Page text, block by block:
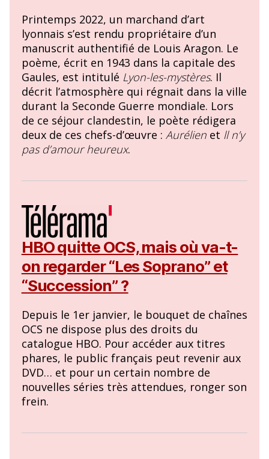
Printemps 2022, un marchand d’art
lyonnais s’est rendu propriétaire d’un
manuscrit authentifié de Louis Aragon. Le
poème, écrit en 1943 dans la capitale des
Gaules, est intitulé Lyon-les-mystères. Il
décrit l’atmosphère qui régnait dans la ville
durant la Seconde Guerre mondiale. Lors
de ce séjour clandestin, le poète rédigera
deux de ces chefs-d’œuvre : Aurélienet ll n’y
pas d’amour heureux.
HBO quitte OCS, mais où va-t-
on regarder “Les Soprano” et
“Succession” ?
Depuis le 1er janvier, le bouquet de chaînes
OCS ne dispose plus des droits du
catalogue HBO. Pour accéder aux titres
phares, le public français peut revenir aux
DVD… et pour un certain nombre de
nouvelles séries très attendues, ronger son
frein.